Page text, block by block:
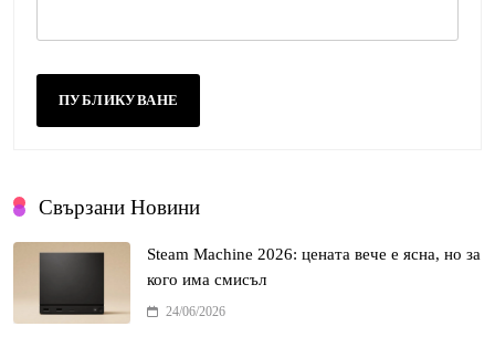
Свързани Новини
Steam Machine 2026: цената вече е ясна, но за
кого има смисъл
24/06/2026